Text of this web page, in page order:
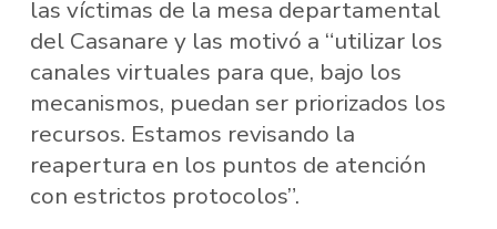
las víctimas de la mesa departamental
del Casanare y las motivó a “utilizar los
canales virtuales para que, bajo los
mecanismos, puedan ser priorizados los
recursos. Estamos revisando la
reapertura en los puntos de atención
con estrictos protocolos”.